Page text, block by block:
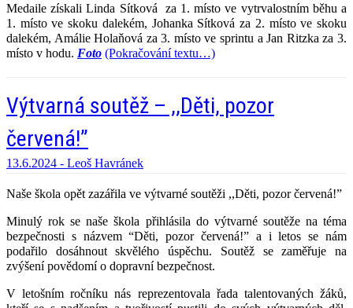
Medaile získali Linda Sítková za 1. místo ve vytrvalostním běhu a
1. místo ve skoku dalekém, Johanka Sítková za 2. místo ve skoku
dalekém, Amálie Holaňová za 3. místo ve sprintu a Jan Ritzka za 3.
místo v hodu. Foto (Pokračování textu…)
Výtvarná soutěž – ,,Děti, pozor
červená!”
13.6.2024 - Leoš Havránek
Naše škola opět zazářila ve výtvarné soutěži ,,Děti, pozor červená!”
Minulý rok se naše škola přihlásila do výtvarné soutěže na téma
bezpečnosti s názvem “Děti, pozor červená!” a i letos se nám
podařilo dosáhnout skvělého úspěchu. Soutěž se zaměřuje na
zvýšení povědomí o dopravní bezpečnost.
V letošním ročníku nás reprezentovala řada talentovaných žáků,